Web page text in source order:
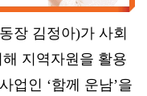
장 김정아)가 사회
지역자원을 활용
업인 ‘함께 운남’을